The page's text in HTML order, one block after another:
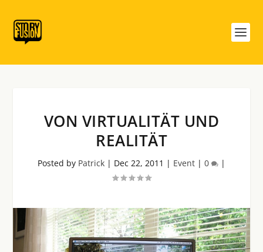
VON VIRTUALITÄT UND
REALITÄT
Posted by Patrick | Dec 22, 2011 | Event | 0 |